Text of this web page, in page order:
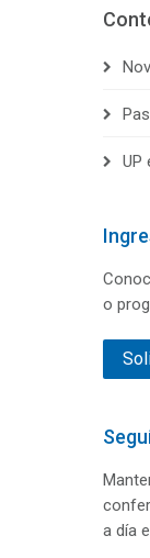
UP
o
a día